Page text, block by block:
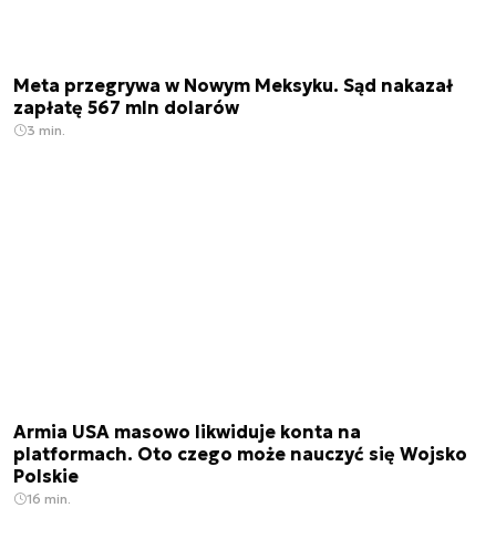
Meta przegrywa w Nowym Meksyku. Sąd nakazał
zapłatę 567 mln dolarów
3 min.
Armia USA masowo likwiduje konta na
platformach. Oto czego może nauczyć się Wojsko
Polskie
16 min.